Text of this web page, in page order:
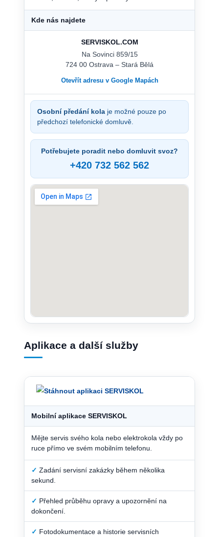
Kde nás najdete
SERVISKOL.COM
Na Sovinci 859/15
724 00 Ostrava – Stará Bělá
Otevřít adresu v Google Mapách
Osobní předání kola je možné pouze po
předchozí telefonické domluvě.
Potřebujete poradit nebo domluvit svoz?
+420 732 562 562
Aplikace a další služby
Mobilní aplikace SERVISKOL
Mějte servis svého kola nebo elektrokola vždy po
ruce přímo ve svém mobilním telefonu.
✓ Zadání servisní zakázky během několika
sekund.
✓ Přehled průběhu opravy a upozornění na
dokončení.
✓ Fotodokumentace a historie servisních